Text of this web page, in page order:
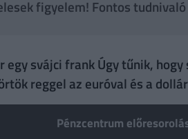
figyelem! Fontos
svájci frank Úgy tűnik,
reggel az euróval és a
Pénzcentrum